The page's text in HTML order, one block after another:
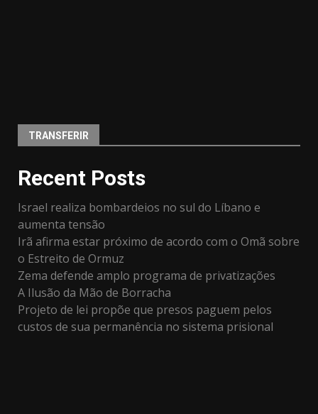
TRANSFERIR
Recent Posts
Israel realiza bombardeios no sul do Líbano e
aumenta tensão
Irã afirma estar próximo de acordo com o Omã sobre
o Estreito de Ormuz
Zema defende amplo programa de privatizações
A Ilusão da Mão de Borracha
Projeto de lei propõe que presos paguem pelos
custos de sua permanência no sistema prisional